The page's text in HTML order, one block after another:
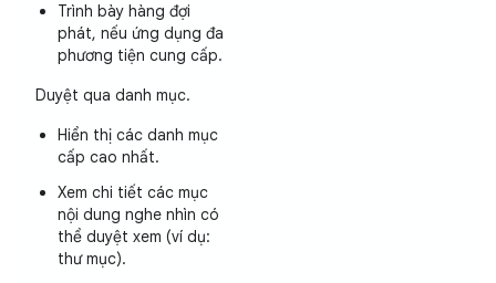
Trình bày hàng đợi
phát, nếu ứng dụng đa
phương tiện cung cấp.
Duyệt qua danh mục.
Hiển thị các danh mục
cấp cao nhất.
Xem chi tiết các mục
nội dung nghe nhìn có
thể duyệt xem (ví dụ:
thư mục).